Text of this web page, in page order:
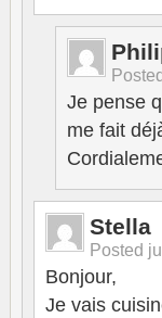
Je pense
me fait
Stella
Posted
Bonjour,
Je vais